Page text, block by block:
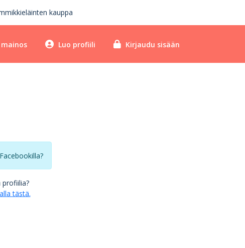
kauppa
mainos Luo profiili Kirjaudu sisään
profiilia?
tästä.